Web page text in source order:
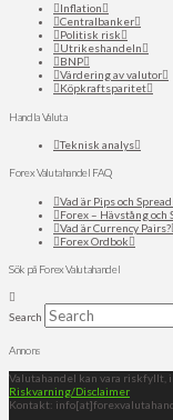
Inflation
Centralbanker
Politisk risk
Utrikeshandeln
BNP
Värdering av valutor
Köpkraftsparitet
Handla Valuta
Teknisk analys
Forex Valutahandel FAQ
Vad är Pips och
Forex – Hävstång och
Vad är Currency Pairs?
Forex Ordbok
Sök på Forex Valutahandel
Search
Annons
Valutahandel kan vara riskfyllt,
Riskvarning/Disclaimer
Kontakt: